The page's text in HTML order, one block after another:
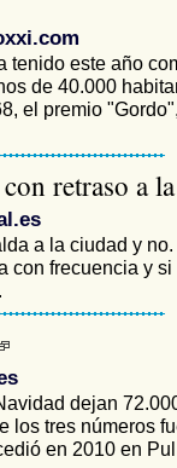
tenido este año
de 40.000
el premio
retraso a
a la ciudad y no.
con frecuencia y
dejan
los tres números
en 2010 en